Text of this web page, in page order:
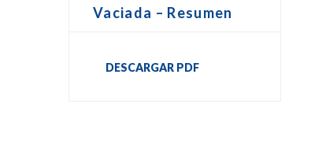
Vaciada – Resumen
DESCARGAR PDF